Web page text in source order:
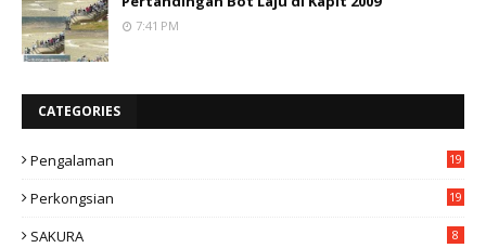
7:41 PM
CATEGORIES
Pengalaman 19
Perkongsian 19
SAKURA 8